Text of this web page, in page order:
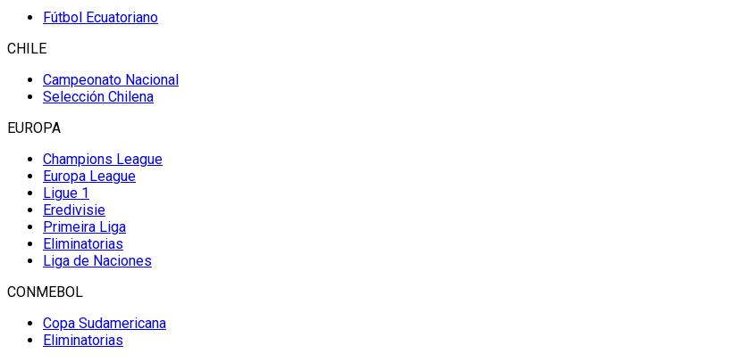
Fútbol Ecuatoriano
CHILE
Campeonato Nacional
Selección Chilena
EUROPA
Champions League
Europa League
Ligue 1
Eredivisie
Primeira Liga
Eliminatorias
Liga de Naciones
CONMEBOL
Copa Sudamericana
Eliminatorias